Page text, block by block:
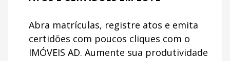
Abra matrículas, registre atos e emita
certidões com poucos cliques com o
IMÓVEIS AD. Aumente sua produtividade